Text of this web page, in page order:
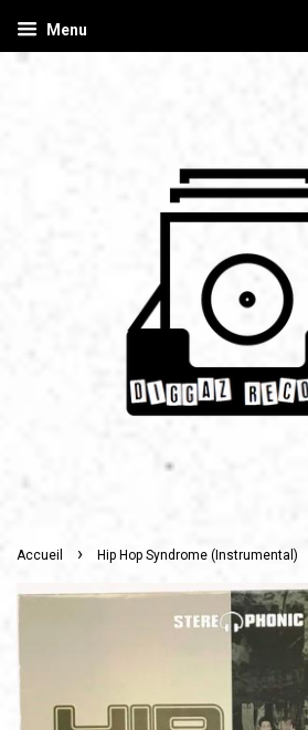
Menu
Accueil › Hip Hop Syndrome (Instrumental)